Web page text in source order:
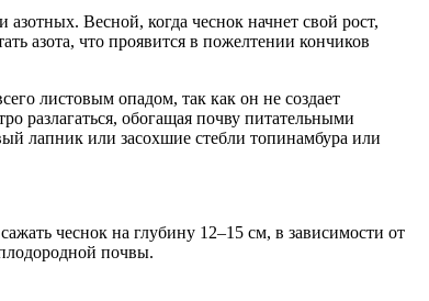
Весной, когда чеснок начнет свой рост,
азота, что проявится в пожелтении кончиков
листовым опадом, так как он не создает
разлагаться, обогащая почву питательными
лапник или засохшие стебли топинамбура или
чеснок на глубину 12–15 см, в зависимости от
почвы.